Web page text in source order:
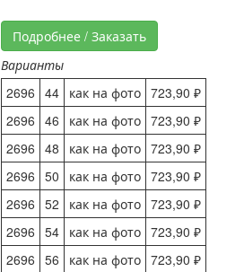
Подробнее / Заказать
Варианты
2696 44 как на фото 723,90 ₽
2696 46 как на фото 723,90 ₽
2696 48 как на фото 723,90 ₽
2696 50 как на фото 723,90 ₽
2696 52 как на фото 723,90 ₽
2696 54 как на фото 723,90 ₽
2696 56 как на фото 723,90 ₽